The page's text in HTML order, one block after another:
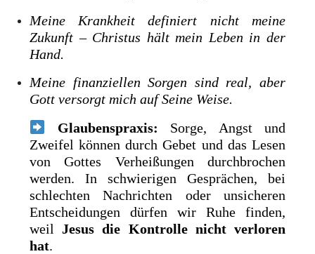
Meine Krankheit definiert nicht meine
Zukunft – Christus hält mein Leben in der
Hand.
Meine finanziellen Sorgen sind real, aber
Gott versorgt mich auf Seine Weise.
Glaubenspraxis: Sorge, Angst und
Zweifel können durch Gebet und das Lesen
von Gottes Verheißungen durchbrochen
werden. In schwierigen Gesprächen, bei
schlechten Nachrichten oder unsicheren
Entscheidungen dürfen wir Ruhe finden,
weilJesus die Kontrolle nicht verloren
hat.